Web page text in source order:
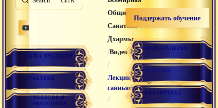
НАША ТРАДИЦИЯ
ПРАКТИКИ
РЕЛИГИЯ И
ФИЛОСОФИЯ
Община
Санатана
Дхармы
/Видео лекции
/
Лекции
санньяси
/
Поддержать обучение
ВИДЕОГАЛЕРЕЯ
МАГАЗИН
БИБЛИОТЕКА